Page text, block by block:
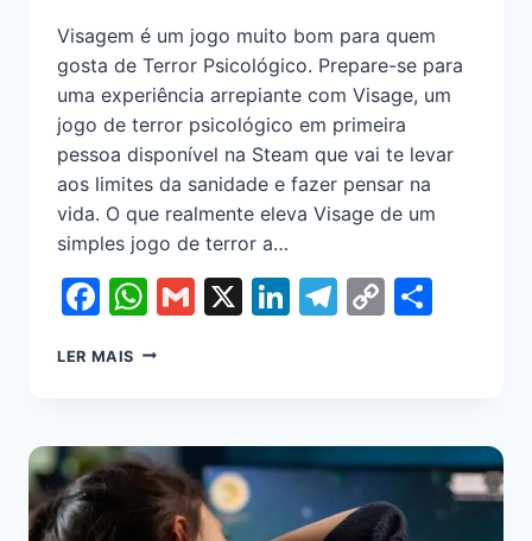
Visagem é um jogo muito bom para quem
gosta de Terror Psicológico. Prepare-se para
uma experiência arrepiante com Visage, um
jogo de terror psicológico em primeira
pessoa disponível na Steam que vai te levar
aos limites da sanidade e fazer pensar na
vida. O que realmente eleva Visage de um
simples jogo de terror a…
Facebook
WhatsApp
Gmail
X LinkedIn
Telegram
Copy
LER MAIS